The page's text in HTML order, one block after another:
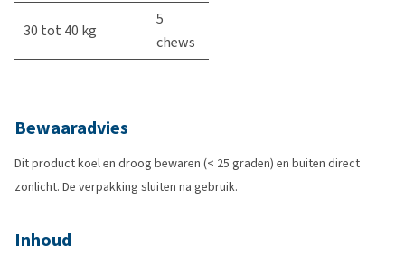
30 tot 40 kg
5
chews
Bewaaradvies
Dit product koel en droog bewaren (< 25 graden) en buiten direct
zonlicht. De verpakking sluiten na gebruik.
Inhoud